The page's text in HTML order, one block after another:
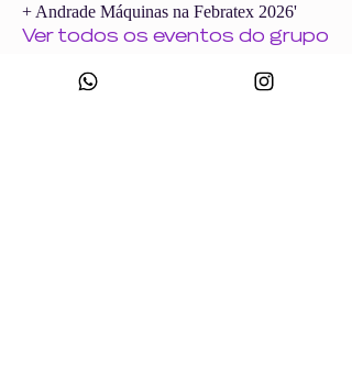
+ Andrade Máquinas na Febratex 2026'
Ver todos os eventos do grupo